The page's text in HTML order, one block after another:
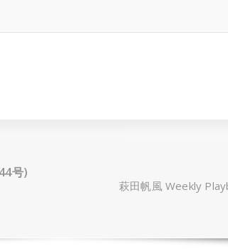
号)
萩田帆風 Weekly